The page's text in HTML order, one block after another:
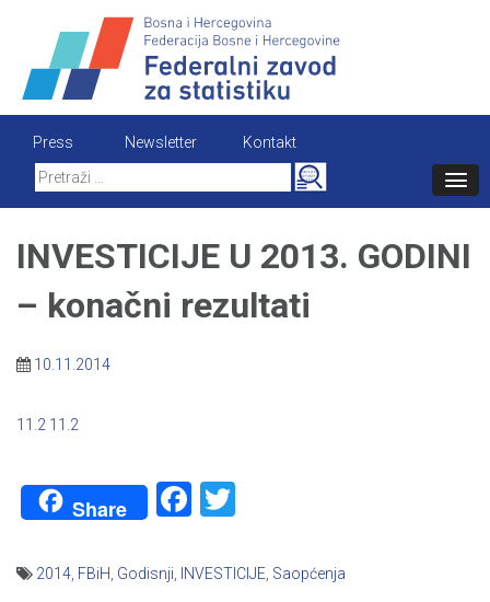
content
Press Newsletter
Kontakt
Search
for:
INVESTICIJE U 2013. GODINI
– konačni rezultati
10.11.2014
11.2 11.2
Share Facebook
2014 FBiH Godisnji INVESTICIJE Saopćenja